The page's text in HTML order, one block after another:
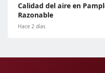
Calidad del aire en
Razonable
Hace 2 días